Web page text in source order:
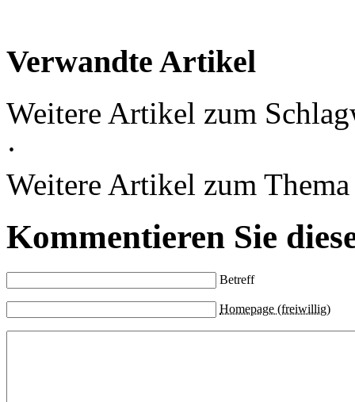
Verwandte Artikel
Weitere Artikel zum
·
Weitere Artikel zum
Kommentieren Sie
Betreff
Homepage (freiwillig)